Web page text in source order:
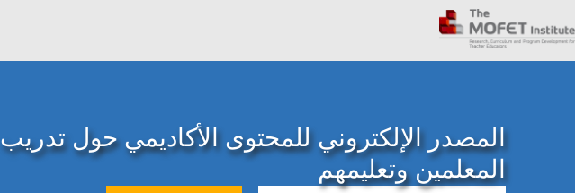
المصدر الإلكتروني للمحتوى الأكاديمي حول تدريب
المعلمين وتعليمهم